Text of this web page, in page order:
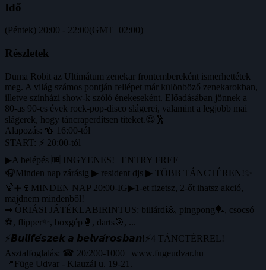
Idő
(Péntek) 20:00 - 22:00(GMT+02:00)
Részletek
Duma Robit az Ultimátum zenekar frontembereként ismerhettétek
meg. A világ számos pontján fellépet már különböző zenekarokban,
illetve színházi show-k szóló énekeseként. Előadásában jönnek a
80-as 90-es évek rock-pop-disco slágerei, valamint a legjobb mai
slágerek, hogy táncraperdítsen titeket.😉🕺
Alapozás: 🍻 16:00-tól
START: ⚡ 20:00-tól
▶A belépés 🆓 INGYENES! | ENTRY FREE
🎧Minden nap zárásig ▶ resident djs ▶ TÖBB TÁNCTÉREN!✨
🍹➕🍷MINDEN NAP 20:00-IG▶1-et fizetsz, 2-őt ihatsz akció,
majdnem mindenből!
➡ ÓRIÁSI JÁTÉKLABIRINTUS: biliárd🎱, pingpong🏓, csocsó
⚽️, flipper✨, boxgép🥊, darts🎯, ...
⚡️𝘽𝙪𝙡𝙞𝙛𝙚́𝙨𝙯𝙚𝙠 𝙖 𝙗𝙚𝙡𝙫𝙖́𝙧𝙤𝙨𝙗𝙖𝙣!⚡️4 TÁNCTÉRREL!
Asztalfoglalás: ☎ 20/200-1000 | www.fugeudvar.hu
📍Füge Udvar - Klauzál u. 19-21.